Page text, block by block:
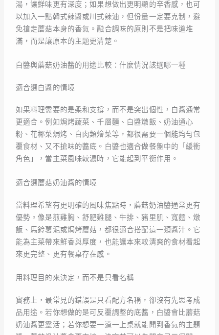
湯，讓鮮味更有深度；如果想做出更明顯的辛香感，也可
以加入一點韓式辣醬或川式辣油，但份量一定要克制，避
免搶走蘑菇本身的香氣。融合調味的原則不是把味道堆
滿，而是讓原本的主題更清楚。
白醬與蘑菇奶油醬的用途比較：什麼情況該選哪一種
適合選白醬的情境
如果料理需要的是柔和支撐，而不是突出個性，白醬通常
更適合。例如焗烤蔬菜、千層麵、白醬燉飯、奶油通心
粉、花椰菜焗烤、白肉類燴菜等，都很需要一個能均勻包
覆食材、又不搶味的醬底。白醬也適合做餐盤中的「緩衝
角色」，當主菜風味較濃時，它能起到平衡作用。
適合選蘑菇奶油醬的情境
當料理希望有更明確的風味焦點時，蘑菇奶油醬通常更有
優勢。像是煎雞胸、舒肥雞腿、牛排、豬里肌、寬麵、燉
飯、馬鈴薯泥或焗烤蘑菇，都很適合搭配這一類醬汁。它
能為主菜帶來鮮香與厚度，也能讓本來較清爽的食材看起
來更完整、更有餐桌存在感。
用料理目的來決定，而不是只看名稱
實務上，最常見的錯誤是只看配方名稱，卻沒有先思考成
品用途。若你想做的是可反覆調整的底醬，白醬會比蘑菇
奶油醬更靈活；若你想要一道一上桌就能聞到香氣的主題